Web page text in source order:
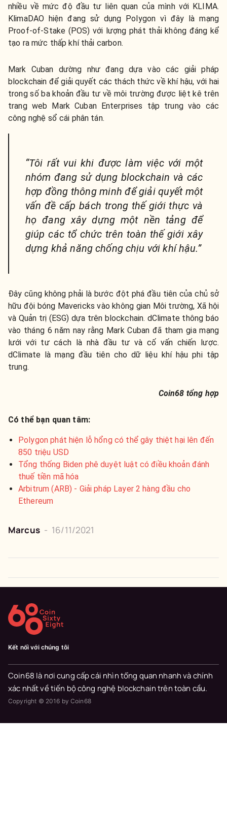
nhiều về mức độ đầu tư liên quan của mình với KLIMA.
KlimaDAO hiện đang sử dụng Polygon vì đây là mạng
Proof-of-Stake (POS) với lượng phát thải không đáng kể
tạo ra mức thấp khí thải carbon.
Mark Cuban dường như đang dựa vào các giải pháp
blockchain để giải quyết các thách thức về khí hậu, với hai
trong số ba khoản đầu tư về môi trường được liệt kê trên
trang web Mark Cuban Enterprises tập trung vào các
công nghệ sổ cái phân tán.
“Tôi rất vui khi được làm việc với một
nhóm đang sử dụng blockchain và các
hợp đồng thông minh để giải quyết một
vấn đề cấp bách trong thế giới thực và
họ đang xây dựng một nền tảng để
giúp các tổ chức trên toàn thế giới xây
dựng khả năng chống chịu với khí hậu.”
Đây cũng không phải là bước đột phá đầu tiên của chủ sở
hữu đội bóng Mavericks vào không gian Môi trường, Xã hội
và Quản trị (ESG) dựa trên blockchain. dClimate thông báo
vào tháng 6 năm nay rằng Mark Cuban đã tham gia mạng
lưới với tư cách là nhà đầu tư và cố vấn chiến lược.
dClimate là mạng đầu tiên cho dữ liệu khí hậu phi tập
trung.
Coin68 tổng hợp
Có thể bạn quan tâm:
Polygon phát hiện lỗ hổng có thể gây thiệt hại lên đến
850 triệu USD
Tổng thống Biden phê duyệt luật có điều khoản đánh
thuế tiền mã hóa
Arbitrum (ARB) - Giải pháp Layer 2 hàng đầu cho
Ethereum
Marcus - 16/11/2021
Kết nối với chúng tôi
Coin68 là nơi cung cấp cái nhìn tổng quan nhanh và chính
xác nhất về tiến bộ công nghệ blockchain trên toàn cầu.
Copyright © 2016 by Coin68